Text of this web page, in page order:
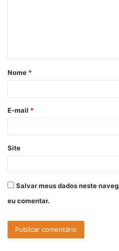
á
r
*
Nome *
E-mail *
Site
Salvar meus dados neste
eu comentar.